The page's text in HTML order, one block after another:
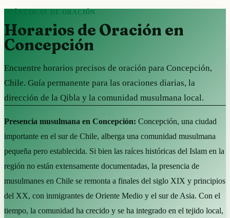
GUÍA LOCAL DE ORACIÓN
Horarios de Oración en
Concepción
Encuentre horarios precisos de oración para Concepción,
Chile. Guía permanente para las oraciones diarias, la
dirección de la Qibla y la comunidad musulmana local.
Presencia musulmana en Concepción: Concepción, una ciudad
importante en el sur de Chile, alberga una comunidad musulmana
pequeña pero establecida. Si bien las raíces históricas del Islam en la
región no están extensamente documentadas, la presencia de
musulmanes en Chile se remonta a finales del siglo XIX y principios
del XX, con inmigrantes de Oriente Medio y el sur de Asia. Con el
tiempo, la comunidad ha crecido y se ha integrado en el tejido local,